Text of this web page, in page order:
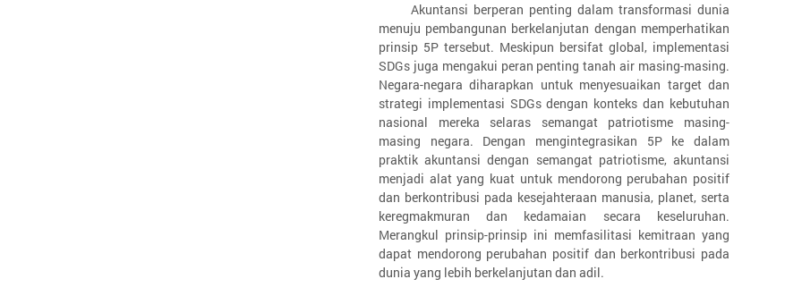
Akuntansi berperan penting dalam transformasi dunia
menuju pembangunan berkelanjutan dengan memperhatikan
prinsip 5P tersebut. Meskipun bersifat global, implementasi
SDGs juga mengakui peran penting tanah air masing-masing.
Negara-negara diharapkan untuk menyesuaikan target dan
strategi implementasi SDGs dengan konteks dan kebutuhan
nasional mereka selaras semangat patriotisme masing-
masing negara. Dengan mengintegrasikan 5P ke dalam
praktik akuntansi dengan semangat patriotisme, akuntansi
menjadi alat yang kuat untuk mendorong perubahan positif
dan berkontribusi pada kesejahteraan manusia, planet, serta
keregmakmuran dan kedamaian secara keseluruhan.
Merangkul prinsip-prinsip ini memfasilitasi kemitraan yang
dapat mendorong perubahan positif dan berkontribusi pada
dunia yang lebih berkelanjutan dan adil.